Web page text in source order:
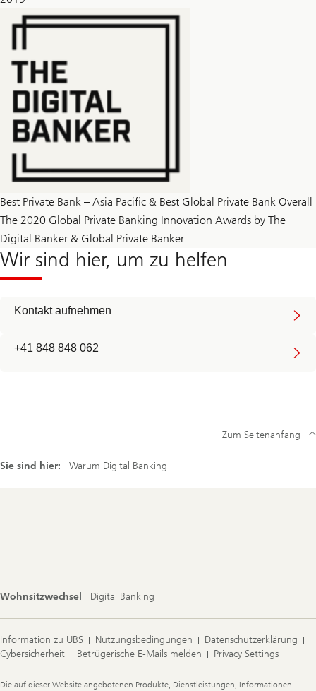
Best Private Bank – Asia Pacific & Best Global Private Bank Overall
The 2020 Global Private Banking Innovation Awards by The
Digital Banker & Global Private Banker
Wir sind hier, um zu helfen
Kontakt aufnehmen
+41 848 848 062
Sie sind hier: Warum Digital Banking
Zum Seitenanfang
Wohnsitzwechsel Digital Banking
Information zu UBS Nutzungsbedingungen
Datenschutzerklärung
Cybersicherheit
Betrügerische E-Mails melden Privacy Settings
Legal
Die auf dieser Website angebotenen Produkte, Dienstleistungen, Informationen